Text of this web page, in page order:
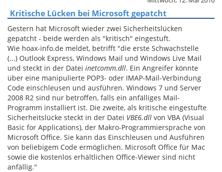
Kritische Lücken bei Microsoft gepatcht
Gestern hat Microsoft wieder zwei Sicherheitslücken
gepatcht - beide werden als "kritisch" eingestuft.
Wie hoax-info.de meldet, betrifft "die erste Schwachstelle
(...) Outlook Express, Windows Mail und Windows Live Mail
und steckt in der Datei inetcomm.dll. Ein Angreifer könnte
über eine manipulierte POP3- oder IMAP-Mail-Verbindung
Code einschleusen und ausführen. Windows 7 und Server
2008 R2 sind nur betroffen, falls ein anfälliges Mail-
Programm installiert ist. Die zweite, als kritische eingestufte
Sicherheitslücke steckt in der Datei VBE6.dll von VBA (Visual
Basic for Applications), der Makro-Programmiersprache von
Microsoft Office. Sie kann das Einschleusen und Ausführen
von beliebigem Code ermöglichen. Microsoft Office für Mac
sowie die kostenlos erhältlichen Office-Viewer sind nicht
anfällig."